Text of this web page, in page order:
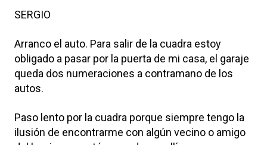
SERGIO
Arranco el auto. Para salir de la cuadra estoy
obligado a pasar por la puerta de mi casa, el garaje
queda dos numeraciones a contramano de los
autos.
Paso lento por la cuadra porque siempre tengo la
ilusión de encontrarme con algún vecino o amigo